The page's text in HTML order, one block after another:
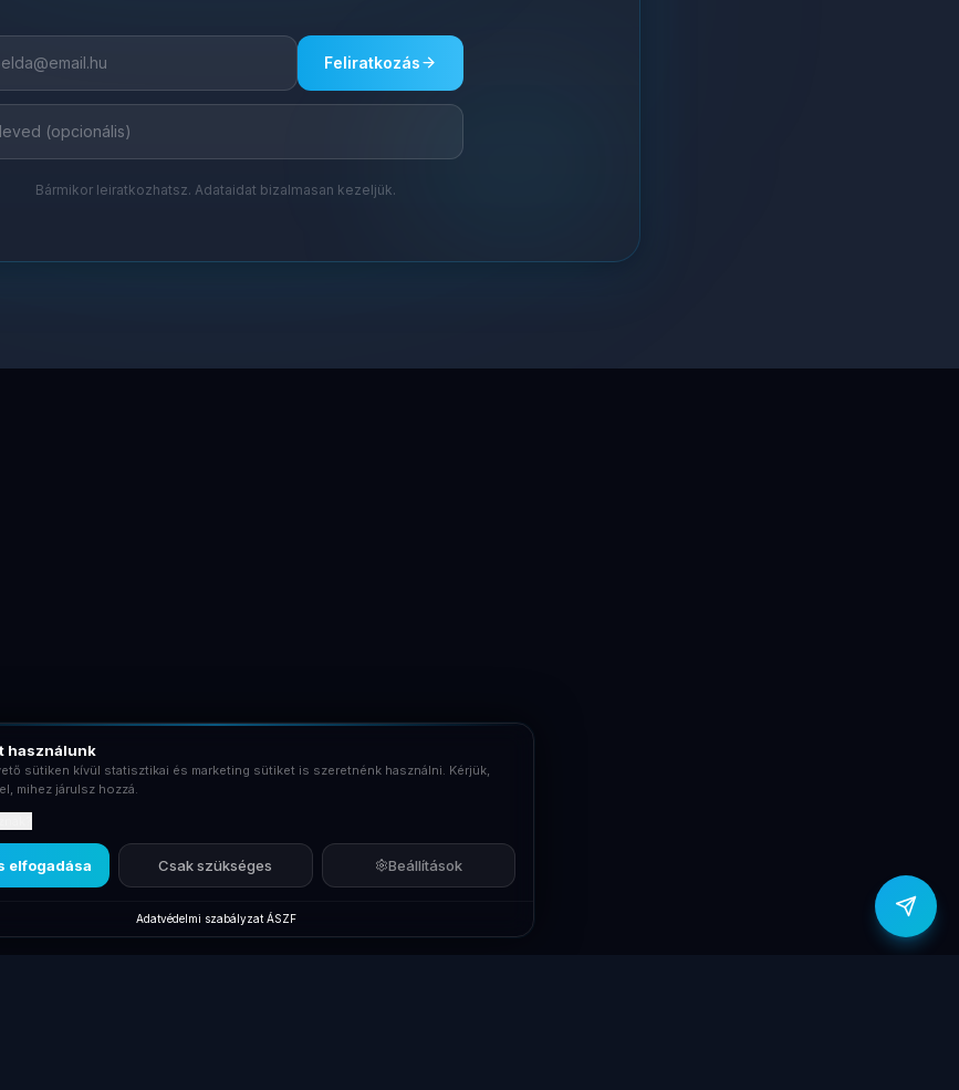
Feliratkozás
Bármikor leiratkozhatsz. Adataidat bizalmasan kezeljük.
használunk
sütiken kívül statisztikai és marketing sütiket is szeretnénk használni. Kérjük,
mihez járulsz hozzá.
elfogadása Csak szükséges Beállítások
Adatvédelmi szabályzat· ÁSZF